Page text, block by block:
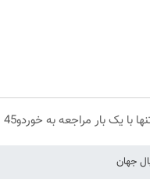
با یک بار مراجعه به خوردو45
جهان